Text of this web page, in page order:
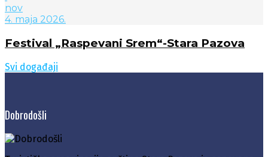
nov
4. maja 2026.
Festival „Raspevani Srem“-Stara Pazova
Svi događaji
Dobrodošli